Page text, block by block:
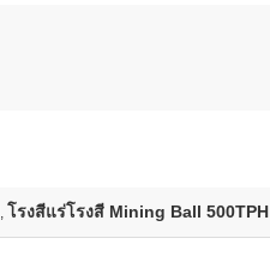
, โรงสีแร่โรงสี Mining Ball 500TPH